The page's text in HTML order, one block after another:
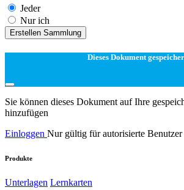
Jeder
Nur ich
Erstellen Sammlung
Dieses Dokument
Sie können dieses Dokument auf Ihre
hinzufügen
Einloggen Nur gültig für autorisierte Benutzer
Produkte
Unterlagen Lernkarten